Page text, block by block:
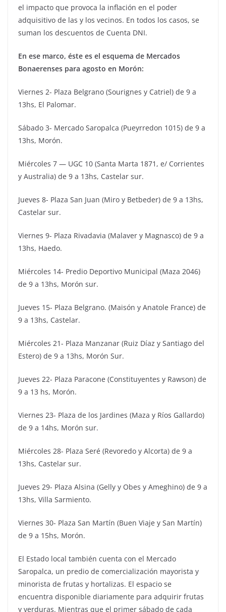
el impacto que provoca la inflación en el poder
adquisitivo de las y los vecinos. En todos los casos, se
suman los descuentos de Cuenta DNI.
En ese marco, éste es el esquema de Mercados
Bonaerenses para agosto en Morón:
Viernes 2- Plaza Belgrano (Sourignes y Catriel) de 9 a
13hs, El Palomar.
Sábado 3- Mercado Saropalca (Pueyrredon 1015) de 9 a
13hs, Morón.
Miércoles 7 — UGC 10 (Santa Marta 1871, e/ Corrientes
y Australia) de 9 a 13hs, Castelar sur.
Jueves 8- Plaza San Juan (Miro y Betbeder) de 9 a 13hs,
Castelar sur.
Viernes 9- Plaza Rivadavia (Malaver y Magnasco) de 9 a
13hs, Haedo.
Miércoles 14- Predio Deportivo Municipal (Maza 2046)
de 9 a 13hs, Morón sur.
Jueves 15- Plaza Belgrano. (Maisón y Anatole France) de
9 a 13hs, Castelar.
Miércoles 21- Plaza Manzanar (Ruiz Díaz y Santiago del
Estero) de 9 a 13hs, Morón Sur.
Jueves 22- Plaza Paracone (Constituyentes y Rawson) de
9 a 13 hs, Morón.
Viernes 23- Plaza de los Jardines (Maza y Ríos Gallardo)
de 9 a 14hs, Morón sur.
Miércoles 28- Plaza Seré (Revoredo y Alcorta) de 9 a
13hs, Castelar sur.
Jueves 29- Plaza Alsina (Gelly y Obes y Ameghino) de 9 a
13hs, Villa Sarmiento.
Viernes 30- Plaza San Martín (Buen Viaje y San Martín)
de 9 a 15hs, Morón.
El Estado local también cuenta con el Mercado
Saropalca, un predio de comercialización mayorista y
minorista de frutas y hortalizas. El espacio se
encuentra disponible diariamente para adquirir frutas
y verduras. Mientras que el primer sábado de cada